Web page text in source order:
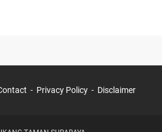
Privacy Policy Disclaimer